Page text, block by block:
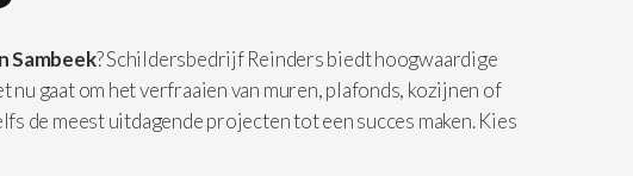
Sambeek? Schildersbedrijf Reinders biedt hoogwaardige
gaat om het verfraaien van muren, plafonds, kozijnen of
de meest uitdagende projecten tot een succes maken. Kies